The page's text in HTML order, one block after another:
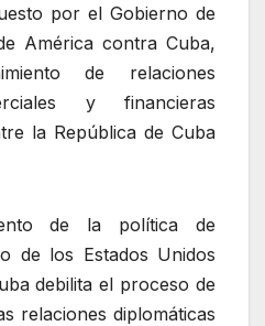
por el Gobierno de
América contra Cuba,
de relaciones
y financieras
la República de Cuba
de la política de
de los Estados Unidos
debilita el proceso de
relaciones diplomáticas